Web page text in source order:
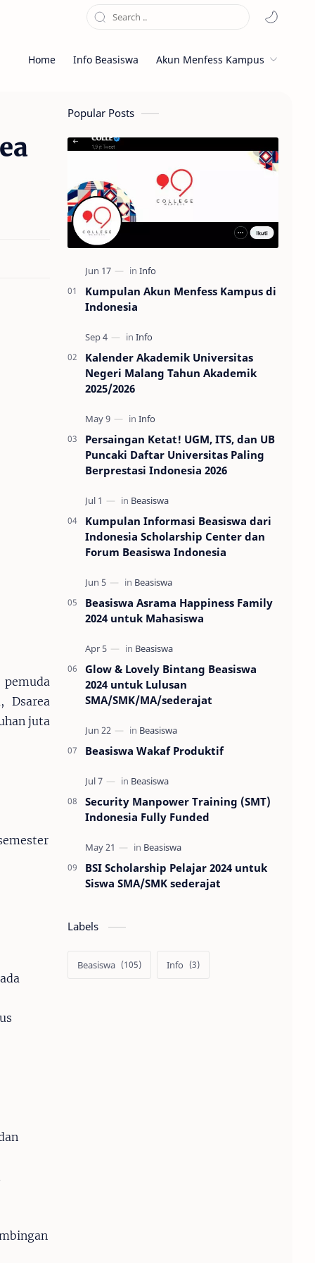
Home Info Beasiswa Akun Menfess Kampus
Dsarea
juta
Popular Posts
Kumpulan Akun Menfess Kampus di
Indonesia
Kalender Akademik Universitas
Negeri Malang Tahun Akademik
2025/2026
Persaingan Ketat! UGM, ITS, dan UB
Puncaki Daftar Universitas Paling
Berprestasi Indonesia 2026
Kumpulan Informasi Beasiswa dari
Indonesia Scholarship Center dan
Forum Beasiswa Indonesia
Beasiswa Asrama Happiness Family
2024 untuk Mahasiswa
Glow & Lovely Bintang Beasiswa
2024 untuk Lulusan
SMA/SMK/MA/sederajat
Beasiswa Wakaf Produktif
Security Manpower Training (SMT)
Indonesia Fully Funded
BSI Scholarship Pelajar 2024 untuk
Siswa SMA/SMK sederajat
Labels
Beasiswa Info